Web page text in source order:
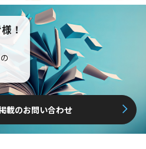
！
載のお問い合わせ